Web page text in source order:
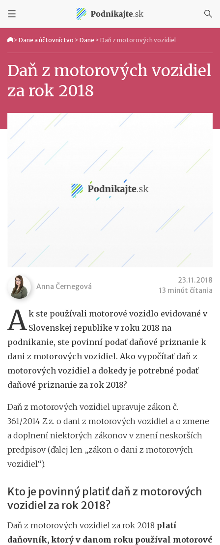
> Dane a účtovníctvo > Dane > Daň z motorových vozidiel
Daň z motorových vozidiel
za rok 2018
Anna Černegová
23.11.2018
13 minút čítania
Ak ste používali motorové vozidlo evidované v
Slovenskej republike v roku 2018 na
podnikanie, ste povinní podať daňové priznanie k
dani z motorových vozidiel. Ako vypočítať daň z
motorových vozidiel a dokedy je potrebné podať
daňové priznanie za rok 2018?
Daň z motorových vozidiel upravuje zákon č.
361/2014 Z.z. o dani z motorových vozidiel a o zmene
a doplnení niektorých zákonov v znení neskorších
predpisov (ďalej len „zákon o dani z motorových
vozidiel“).
Kto je povinný platiť daň z motorových
vozidiel za rok 2018?
Daň z motorových vozidiel za rok 2018 platí
daňovník, ktorý v danom roku používal motorové